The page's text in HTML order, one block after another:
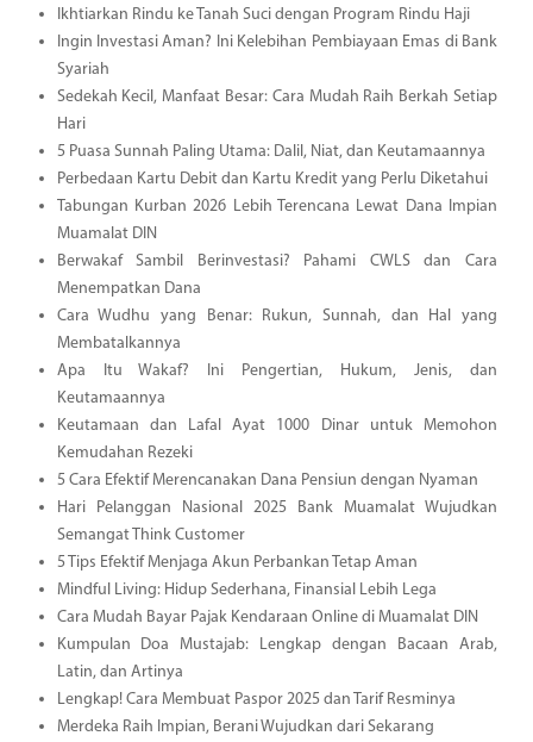
Ikhtiarkan Rindu ke Tanah Suci dengan Program Rindu Haji
Ingin Investasi Aman? Ini Kelebihan Pembiayaan Emas di Bank
Syariah
Sedekah Kecil, Manfaat Besar: Cara Mudah Raih Berkah Setiap
Hari
5 Puasa Sunnah Paling Utama: Dalil, Niat, dan Keutamaannya
Perbedaan Kartu Debit dan Kartu Kredit yang Perlu Diketahui
Tabungan Kurban 2026 Lebih Terencana Lewat Dana Impian
Muamalat DIN
Berwakaf Sambil Berinvestasi? Pahami CWLS dan Cara
Menempatkan Dana
Cara Wudhu yang Benar: Rukun, Sunnah, dan Hal yang
Membatalkannya
Apa Itu Wakaf? Ini Pengertian, Hukum, Jenis, dan
Keutamaannya
Keutamaan dan Lafal Ayat 1000 Dinar untuk Memohon
Kemudahan Rezeki
5 Cara Efektif Merencanakan Dana Pensiun dengan Nyaman
Hari Pelanggan Nasional 2025 Bank Muamalat Wujudkan
Semangat Think Customer
5 Tips Efektif Menjaga Akun Perbankan Tetap Aman
Mindful Living: Hidup Sederhana, Finansial Lebih Lega
Cara Mudah Bayar Pajak Kendaraan Online di Muamalat DIN
Kumpulan Doa Mustajab: Lengkap dengan Bacaan Arab,
Latin, dan Artinya
Lengkap! Cara Membuat Paspor 2025 dan Tarif Resminya
Merdeka Raih Impian, Berani Wujudkan dari Sekarang